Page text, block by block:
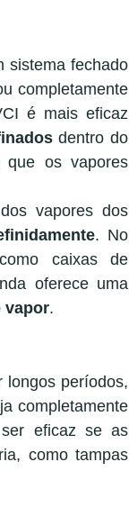
sistema fechado
completamente
é mais eficaz
dentro do
que os vapores
vapores dos
. No
caixas de
oferece uma
vapor.
longos períodos,
completamente
eficaz se as
como tampas